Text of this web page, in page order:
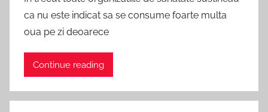
ca nu este indicat sa se consume foarte multa
oua pe zi deoarece
Continue reading